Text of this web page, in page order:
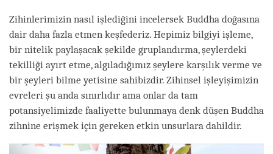
Zihinlerimizin nasıl işlediğini incelersek Buddha doğasına
dair daha fazla etmen keşfederiz. Hepimiz bilgiyi işleme,
bir nitelik paylaşacak şekilde gruplandırma, şeylerdeki
tekilliği ayırt etme, algıladığımız şeylere karşılık verme ve
bir şeyleri bilme yetisine sahibizdir. Zihinsel işleyişimizin
evreleri şu anda sınırlıdır ama onlar da tam
potansiyelimizde faaliyette bulunmaya denk düşen Buddha
zihnine erişmek için gereken etkin unsurlara dahildir.